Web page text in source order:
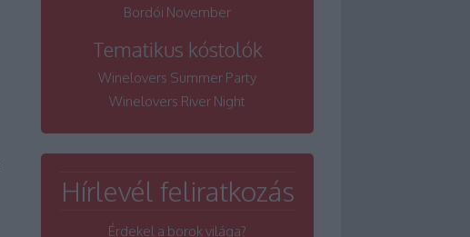
Bordói November
Tematikus kóstolók
Winelovers Summer Party
Winelovers River Night
Hírlevél feliratkozás
Érdekel a borok világa?